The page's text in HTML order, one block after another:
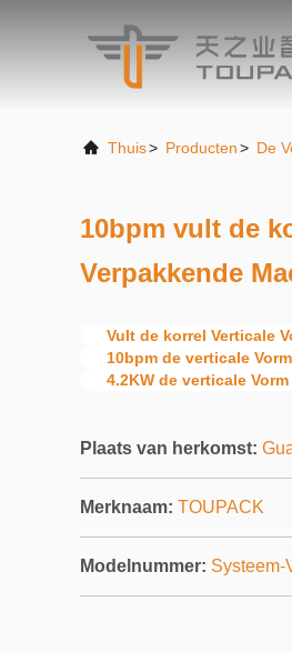
Thuis> Producten> De
10bpm vult de
Verpakkende
Vult de korrel Verticale
10bpm de verticale
4.2KW de verticale
Plaats van herkomst:
Merknaam: TOUPACK
Modelnummer: Systeem-